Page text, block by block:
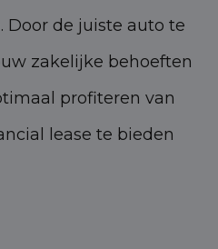
Door de juiste auto te
zakelijke behoeften
profiteren van
lease te bieden